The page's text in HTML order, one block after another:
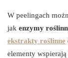
W peelingach
jak enzymy
ekstrakty roślinne
elementy